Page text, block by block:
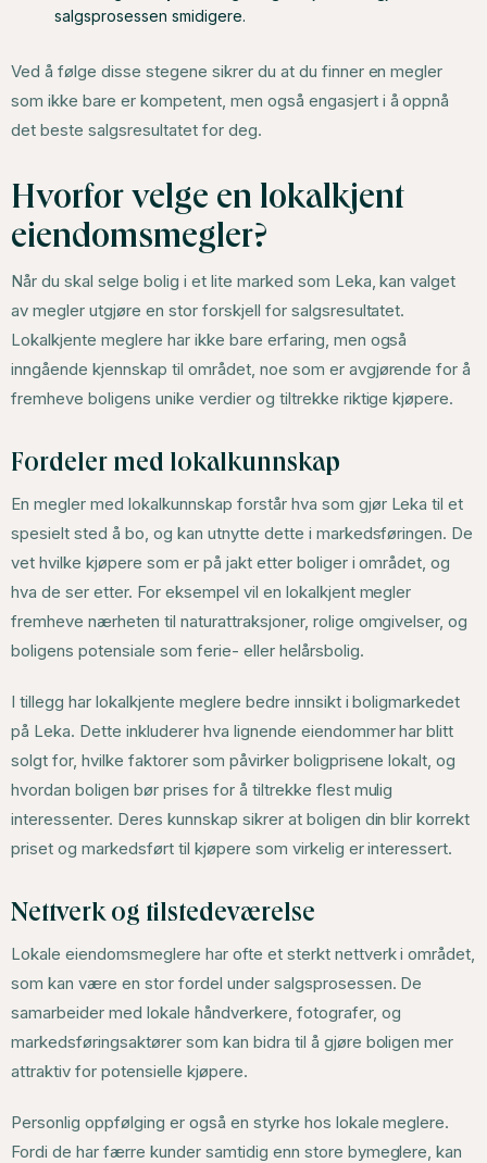
salgsprosessen smidigere.
Ved å følge disse stegene sikrer du at du finner en megler
som ikke bare er kompetent, men også engasjert i å oppnå
det beste salgsresultatet for deg.
Hvorfor velge en lokalkjent
eiendomsmegler?
Når du skal selge bolig i et lite marked som Leka, kan valget
av megler utgjøre en stor forskjell for salgsresultatet.
Lokalkjente meglere har ikke bare erfaring, men også
inngående kjennskap til området, noe som er avgjørende for å
fremheve boligens unike verdier og tiltrekke riktige kjøpere.
Fordeler med lokalkunnskap
En megler med lokalkunnskap forstår hva som gjør Leka til et
spesielt sted å bo, og kan utnytte dette i markedsføringen. De
vet hvilke kjøpere som er på jakt etter boliger i området, og
hva de ser etter. For eksempel vil en lokalkjent megler
fremheve nærheten til naturattraksjoner, rolige omgivelser, og
boligens potensiale som ferie- eller helårsbolig.
I tillegg har lokalkjente meglere bedre innsikt i boligmarkedet
på Leka. Dette inkluderer hva lignende eiendommer har blitt
solgt for, hvilke faktorer som påvirker boligprisene lokalt, og
hvordan boligen bør prises for å tiltrekke flest mulig
interessenter. Deres kunnskap sikrer at boligen din blir korrekt
priset og markedsført til kjøpere som virkelig er interessert.
Nettverk og tilstedeværelse
Lokale eiendomsmeglere har ofte et sterkt nettverk i området,
som kan være en stor fordel under salgsprosessen. De
samarbeider med lokale håndverkere, fotografer, og
markedsføringsaktører som kan bidra til å gjøre boligen mer
attraktiv for potensielle kjøpere.
Personlig oppfølging er også en styrke hos lokale meglere.
Fordi de har færre kunder samtidig enn store bymeglere, kan